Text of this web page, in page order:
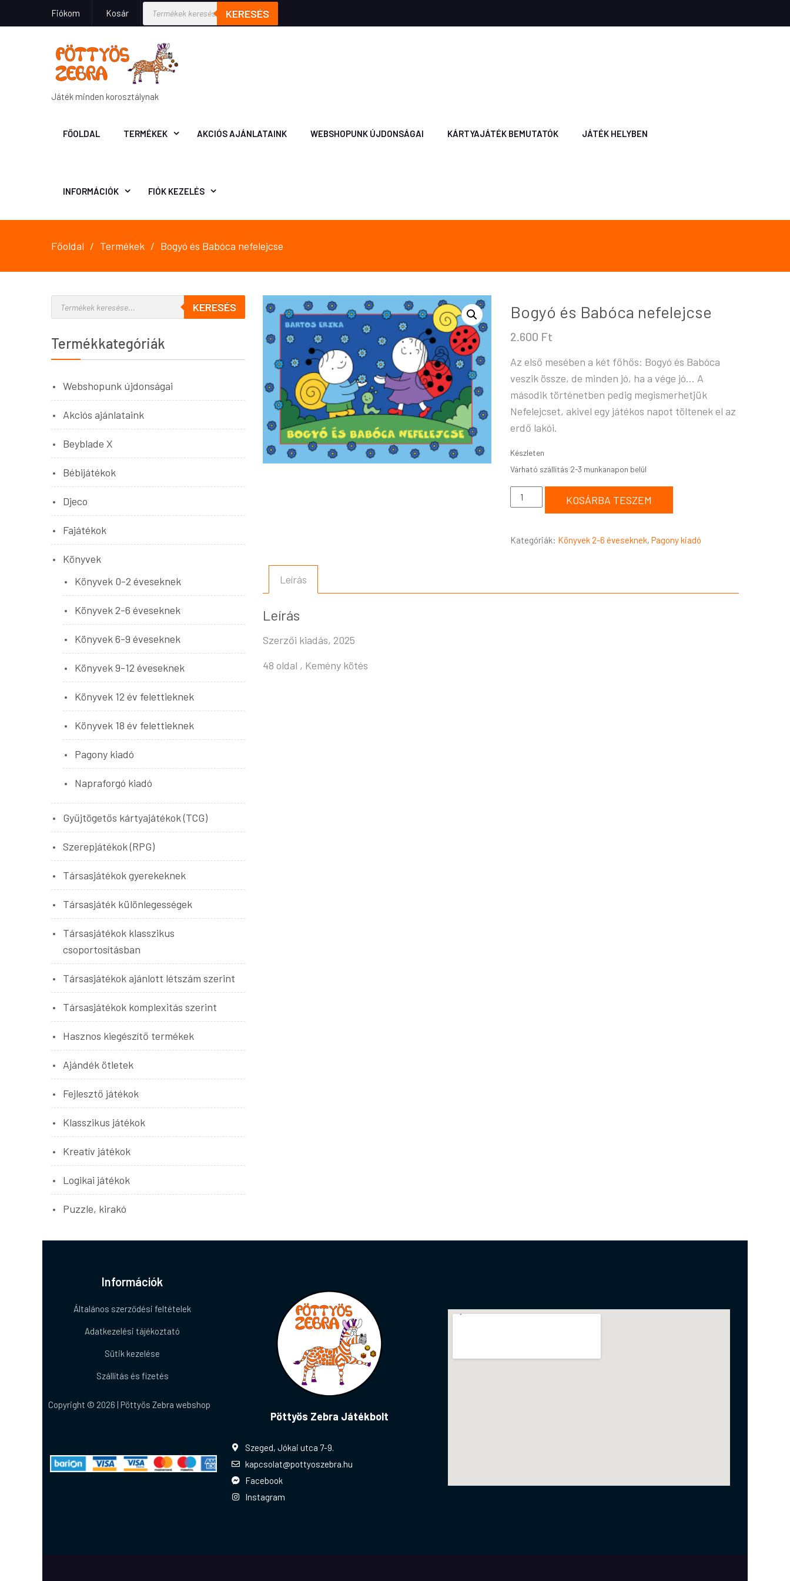
Fiókom Kosár KERESÉS
Játék minden korosztálynak
FŐOLDAL TERMÉKEK AKCIÓS AJÁNLATAINK WEBSHOPUNK ÚJDONSÁGAI KÁRTYAJÁTÉK BEMUTATÓK JÁTÉK HELYBEN
INFORMÁCIÓK FIÓK KEZELÉS
Főoldal Termékek Bogyó és Babóca nefelejcse
Bogyó és Babóca nefelejcse
2.600 Ft
Az első mesében a két főhős: Bogyó és Babóca
veszik össze, de minden jó, ha a vége jó… A
második történetben pedig megismerhetjük
Nefelejcset, akivel egy játékos napot töltenek el az
erdő lakói.
Készleten
KOSÁRBA TESZEM
Kategóriák: Könyvek 2-6 éveseknek,Pagony kiadó
Leírás
Leírás
Szerzői kiadás, 2025
48 oldal , Kemény kötés
KERESÉS
Termékkategóriák
Webshopunk újdonságai
Akciós ajánlataink
Beyblade X
Bébijátékok
Djeco
Fajátékok
Könyvek
Könyvek 0-2 éveseknek
Könyvek 2-6 éveseknek
Könyvek 6-9 éveseknek
Könyvek 9-12 éveseknek
Könyvek 12 év felettieknek
Könyvek 18 év felettieknek
Pagony kiadó
Napraforgó kiadó
Gyűjtögetős kártyajátékok (TCG)
Szerepjátékok (RPG)
Társasjátékok gyerekeknek
Társasjáték különlegességek
Társasjátékok klasszikus
csoportosításban
Társasjátékok ajánlott létszám szerint
Társasjátékok komplexitás szerint
Hasznos kiegészítő termékek
Ajándék ötletek
Fejlesztő játékok
Klasszikus játékok
Kreatív játékok
Logikai játékok
Puzzle, kirakó
Információk
Általános szerződési feltételek
Adatkezelési tájékoztató
Sütik kezelése
Szállítás és fizetés
Copyright © 2026 | Pöttyös Zebra webshop
Pöttyös Zebra Játékbolt
Szeged, Jókai utca 7-9.
kapcsolat@pottyoszebra.hu
Facebook
Instagram